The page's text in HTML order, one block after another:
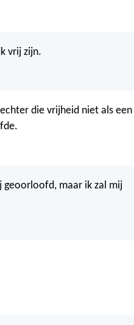
vrij zijn.
die vrijheid niet als een
geoorloofd, maar ik zal mij